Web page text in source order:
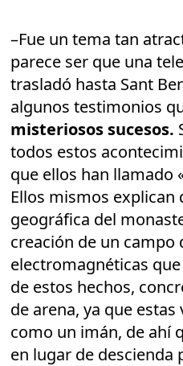
–Fue un tema tan
parece ser que una
trasladó hasta Sant
algunos testimonios
misteriosos sucesos.
todos estos
que ellos han llamado
Ellos mismos explican
geográfica del
creación de un campo
electromagnéticas
de estos hechos,
de arena, ya que
como un imán, de ahí
en lugar de descienda